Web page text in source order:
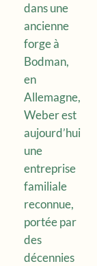
dans une
ancienne
forge à
Bodman,
en
Allemagne,
Weber est
aujourd’hui
une
entreprise
familiale
reconnue,
portée par
des
décennies